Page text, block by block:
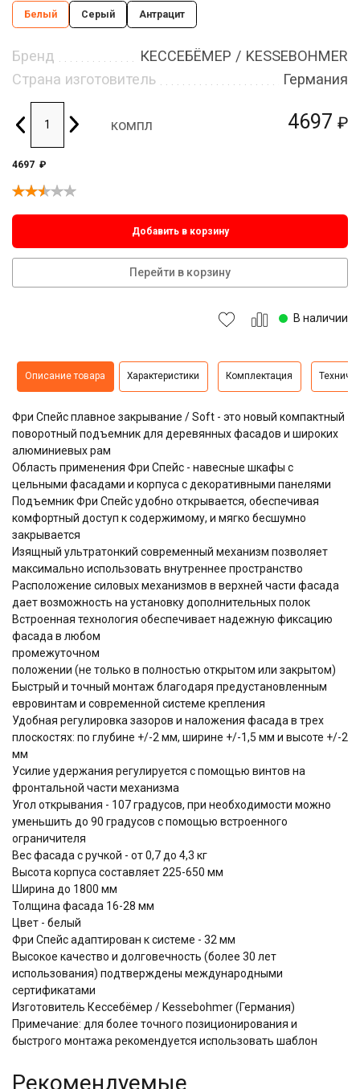
4697 ₽
Белый Серый Антрацит
Бренд
КЕССЕБЁМЕР / KESSEBOHMER
Страна изготовитель
Германия
компл
4697 ₽
Добавить в корзину
Перейти в корзину
В наличии
Описание товара Характеристики Комплектация
Фри Спейс плавное закрывание / Soft - это новый компактный
поворотный подъемник для деревянных фасадов и широких
алюминиевых рам
Область применения Фри Спейс - навесные шкафы с
цельными фасадами и корпуса с декоративными панелями
Подъемник Фри Спейс удобно открывается, обеспечивая
комфортный доступ к содержимому, и мягко бесшумно
закрывается
Изящный ультратонкий cовременный механизм позволяет
максимально использовать внутреннее пространство
Расположение силовых механизмов в верхней части фасада
дает возможность на установку дополнительных полок
Встроенная технология обеспечивает надежную фиксацию
фасада в любом
промежуточном
положении (не только в полностью открытом или закрытом)
Быстрый и точный монтаж благодаря предустановленным
евровинтам и современной системе крепления
Удобная регулировка зазоров и наложения фасада в трех
плоскостях: по глубине +/-2 мм, ширине +/-1,5 мм и высоте +/-2
мм
Усилие удержания регулируется с помощью винтов на
фронтальной части механизма
Угол открывания - 107 градусов, при необходимости можно
уменьшить до 90 градусов с помощью встроенного
ограничителя
Вес фасада с ручкой - от 0,7 до 4,3 кг
Высота корпуса составляет 225-650 мм
Ширина до 1800 мм
Толщина фасада 16-28 мм
Цвет - белый
Фри Спейс адаптирован к системе - 32 мм
Высокое качество и долговечность (более 30 лет
использования) подтверждены международными
сертификатами
Изготовитель Кессебёмер / Kessebohmer (Германия)
Примечание: для более точного позиционирования и
быстрого монтажа рекомендуется использовать шаблон
Рекомендуемые